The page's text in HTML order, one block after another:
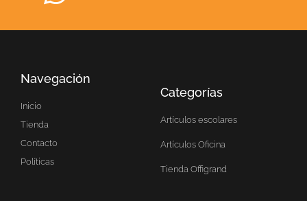
Navegación
Inicio
Tienda
Contacto
Políticas
Categorías
Artículos escolares
Artículos Oficina
Tienda Offigrand